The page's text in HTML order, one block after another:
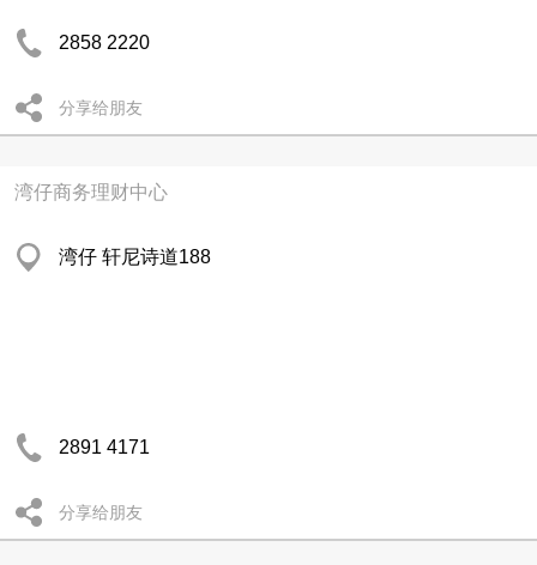
2858 2220
分享给朋友
湾仔商务理财中心
湾仔 轩尼诗道188
2891 4171
分享给朋友